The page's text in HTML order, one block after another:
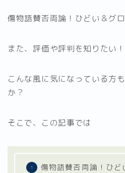
傷物語賛否両論！ひどい＆グ
また、評価や評判を知りたい！
こんな風に気になっている方
か？
そこで、この記事では
傷物語賛否両論！ひど